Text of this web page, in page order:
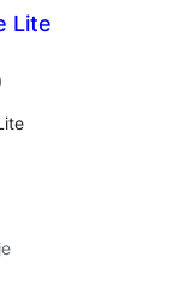
Lite
ukupna
)